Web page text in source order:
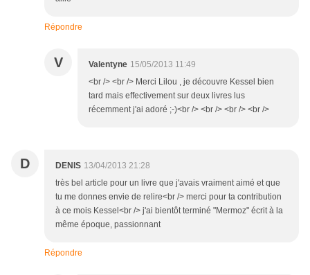
Répondre
V Valentyne 15/05/2013 11:49
<br /> <br /> Merci Lilou , je découvre Kessel bien
tard mais effectivement sur deux livres lus
récemment j'ai adoré ;-)<br /> <br /> <br /> <br />
D DENIS 13/04/2013 21:28
très bel article pour un livre que j'avais vraiment aimé et que
tu me donnes envie de relire<br /> merci pour ta contribution
à ce mois Kessel<br /> j'ai bientôt terminé "Mermoz" écrit à la
même époque, passionnant
Répondre